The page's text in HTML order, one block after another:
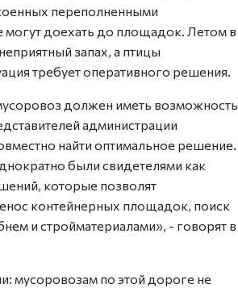
переполненными
могут доехать до площадок. Летом в
запах, а птицы
требует оперативного решения.
должен иметь возможность
администрации
найти оптимальное решение.
были свидетелями как
которые позволят
контейнерных площадок, поиск
и стройматериалами», - говорят в
мусоровозам по этой дороге не